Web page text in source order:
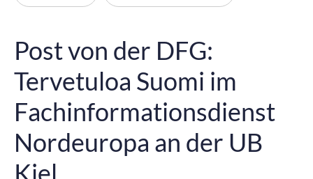
Post von der DFG:
Tervetuloa Suomi im
Fachinformationsdienst
Nordeuropa an der UB
Kiel